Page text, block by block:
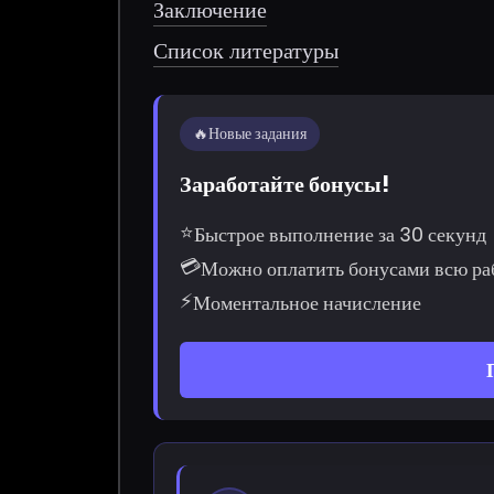
Заключение
Список литературы
🔥Новые задания
Заработайте бонусы!
⭐Быстрое выполнение за 30 секунд
💳Можно оплатить бонусами всю
⚡Моментальное начисление